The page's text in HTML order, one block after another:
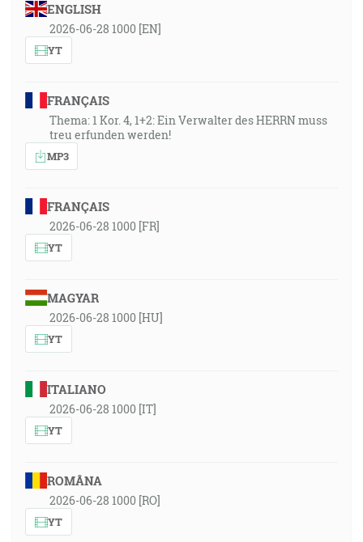
ENGLISH
2026-06-28 1000 [EN]
YT
FRANÇAIS
Thema: 1 Kor. 4, 1+2: Ein Verwalter des HERRN muss
treu erfunden werden!
MP3
FRANÇAIS
2026-06-28 1000 [FR]
YT
MAGYAR
2026-06-28 1000 [HU]
YT
ITALIANO
2026-06-28 1000 [IT]
YT
ROMÂNA
2026-06-28 1000 [RO]
YT